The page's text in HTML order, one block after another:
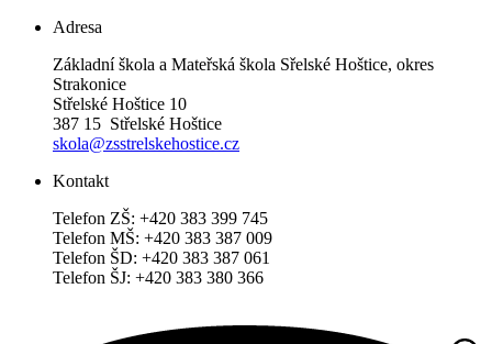
Adresa
Základní škola a Mateřská škola Sřelské Hoštice, okres
Strakonice
Střelské Hoštice 10
387 15 Střelské Hoštice
skola@zsstrelskehostice.cz
Kontakt
Telefon ZŠ: +420 383 399 745
Telefon MŠ: +420 383 387 009
Telefon ŠD: +420 383 387 061
Telefon ŠJ: +420 383 380 366